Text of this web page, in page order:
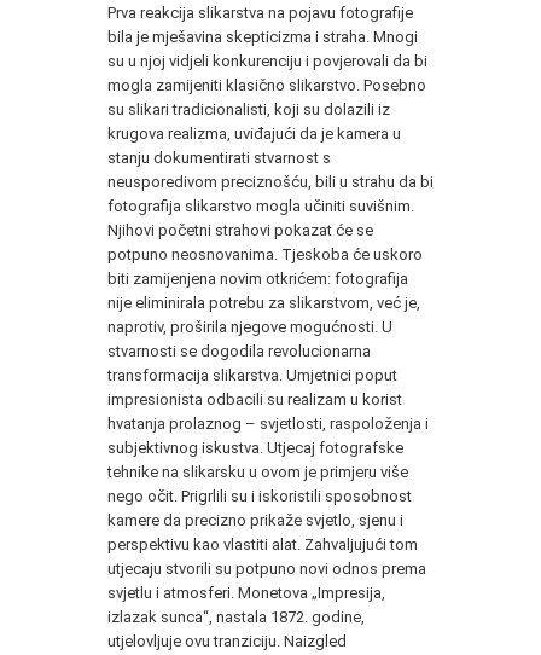
Prva reakcija slikarstva na pojavu fotografije
bila je mješavina skepticizma i straha. Mnogi
su u njoj vidjeli konkurenciju i povjerovali da bi
mogla zamijeniti klasično slikarstvo. Posebno
su slikari tradicionalisti, koji su dolazili iz
krugova realizma, uviđajući da je kamera u
stanju dokumentirati stvarnost s
neusporedivom preciznošću, bili u strahu da bi
fotografija slikarstvo mogla učiniti suvišnim.
Njihovi početni strahovi pokazat će se
potpuno neosnovanima. Tjeskoba će uskoro
biti zamijenjena novim otkrićem: fotografija
nije eliminirala potrebu za slikarstvom, već je,
naprotiv, proširila njegove mogućnosti. U
stvarnosti se dogodila revolucionarna
transformacija slikarstva. Umjetnici poput
impresionista odbacili su realizam u korist
hvatanja prolaznog – svjetlosti, raspoloženja i
subjektivnog iskustva. Utjecaj fotografske
tehnike na slikarsku u ovom je primjeru više
nego očit. Prigrlili su i iskoristili sposobnost
kamere da precizno prikaže svjetlo, sjenu i
perspektivu kao vlastiti alat. Zahvaljujući tom
utjecaju stvorili su potpuno novi odnos prema
svjetlu i atmosferi. Monetova „Impresija,
izlazak sunca“, nastala 1872. godine,
utjelovljuje ovu tranziciju. Naizgled